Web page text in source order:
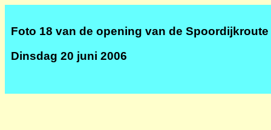
Foto 18 van de opening van de
Dinsdag 20 juni 2006